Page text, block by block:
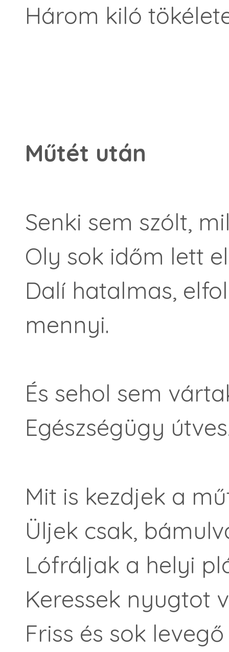
Három kiló
Műtét után
Senki sem szólt,
Oly sok időm lett
Dalí hatalmas,
mennyi.
És sehol sem
Egészségügy
Mit is kezdjek a
Üljek csak,
Lófráljak a helyi
Keressek nyugtot
Friss és sok